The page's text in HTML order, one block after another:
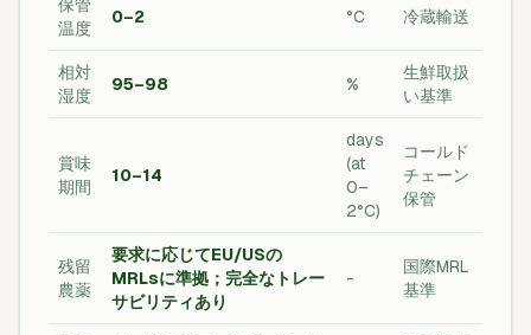
保管
温度
0–2 °C 冷蔵輸送
相対
湿度
95–98 %
生鮮取扱
い基準
賞味
期間
10–14
days
(at
0–
2°C)
コールド
チェーン
保管
残留
農薬
要求に応じてEU/USの
MRLsに準拠；完全なトレー
サビリティあり
-
国際MRL
基準